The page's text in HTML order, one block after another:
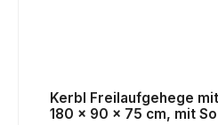
Kerbl Freilaufgehege
180 x 90 x 75 cm, mit